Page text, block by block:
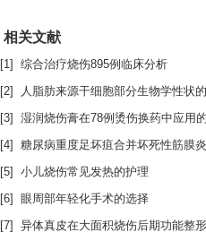
相关文献
[1] 综合治疗烧伤895例临床分析
[2] 人脂肪来源干细胞部分生物学性状
[3] 湿润烧伤膏在78例烫伤换药中应用
[4] 糖尿病重度足坏疽合并坏死性筋膜
[5] 小儿烧伤常见发热的护理
[6] 眼周部年轻化手术的选择
[7] 异体真皮在大面积烧伤后期功能整